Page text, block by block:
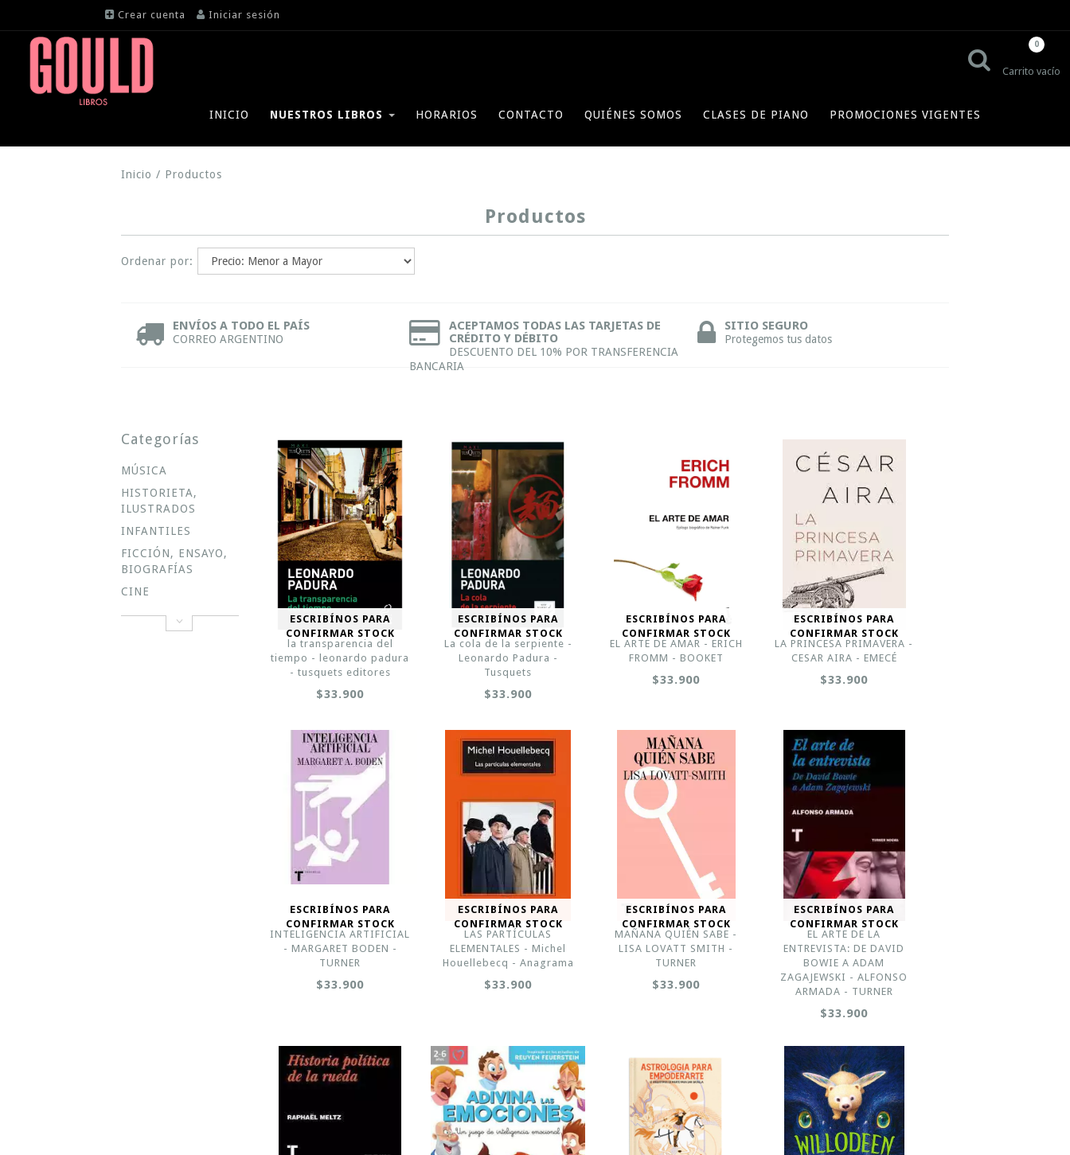
Crear cuenta Iniciar sesión
Carrito vacío
0
INICIO NUESTROS LIBROS HORARIOS CONTACTO QUIÉNES SOMOS CLASES DE PIANO PROMOCIONES VIGENTES
Inicio / Productos
Productos
Ordenar por:
ENVÍOS A TODO EL PAÍS
CORREO ARGENTINO
ACEPTAMOS TODAS LAS TARJETAS DE
CRÉDITO Y DÉBITO
DESCUENTO DEL 10% POR TRANSFERENCIA
BANCARIA
SITIO SEGURO
Protegemos tus datos
Categorías
MÚSICA
HISTORIETA,
ILUSTRADOS
INFANTILES
FICCIÓN, ENSAYO,
BIOGRAFÍAS
CINE
ESCRIBÍNOS PARA
CONFIRMAR STOCK
la transparencia del
tiempo - leonardo padura
- tusquets editores
$33.900
ESCRIBÍNOS PARA
CONFIRMAR STOCK
La cola de la serpiente -
Leonardo Padura -
Tusquets
$33.900
ESCRIBÍNOS PARA
CONFIRMAR STOCK
EL ARTE DE AMAR - ERICH
FROMM - BOOKET
$33.900
ESCRIBÍNOS PARA
CONFIRMAR STOCK
LA PRINCESA PRIMAVERA -
CESAR AIRA - EMECÉ
$33.900
ESCRIBÍNOS PARA
CONFIRMAR STOCK
INTELIGENCIA ARTIFICIAL
- MARGARET BODEN -
TURNER
$33.900
ESCRIBÍNOS PARA
CONFIRMAR STOCK
LAS PARTÍCULAS
ELEMENTALES - Michel
Houellebecq - Anagrama
$33.900
ESCRIBÍNOS PARA
CONFIRMAR STOCK
MAÑANA QUIÉN SABE -
LISA LOVATT SMITH -
TURNER
$33.900
ESCRIBÍNOS PARA
CONFIRMAR STOCK
EL ARTE DE LA
ENTREVISTA: DE DAVID
BOWIE A ADAM
ZAGAJEWSKI - ALFONSO
ARMADA - TURNER
$33.900